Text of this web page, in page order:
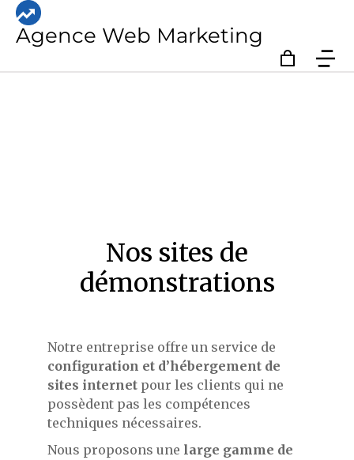
Agence Web Marketing
Nos sites de
démonstrations
Notre entreprise offre un service de
configuration et d’hébergement de
sites internet pour les clients qui ne
possèdent pas les compétences
techniques nécessaires.
Nous proposons une large gamme de